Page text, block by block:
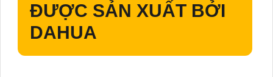
ĐƯỢC SẢN XUẤT BỞI
DAHUA